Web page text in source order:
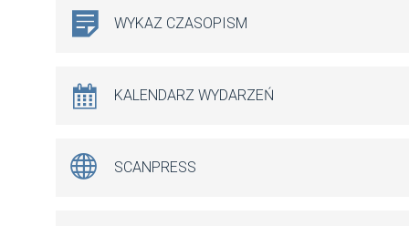
WYKAZ CZASOPISM
KALENDARZ WYDARZEŃ
SCANPRESS